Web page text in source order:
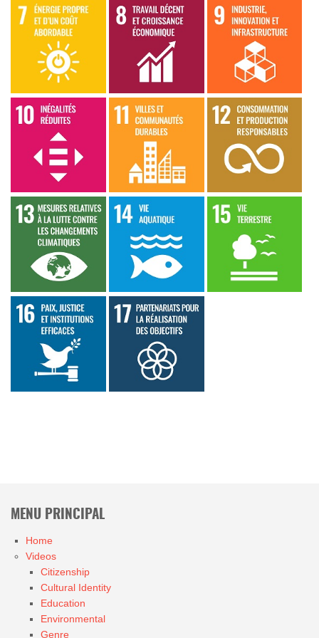
MENU PRINCIPAL
Home
Videos
Citizenship
Cultural Identity
Education
Environmental
Genre